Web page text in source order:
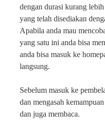
dengan durasi kurang
yang telah disediakan
Apabila anda mau
yang satu ini anda bisa
anda bisa masuk ke
langsung.
Sebelum masuk ke
dan mengasah
dan juga membaca.